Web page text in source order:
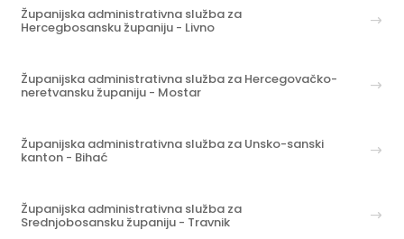
Županijska administrativna služba za
Hercegbosansku županiju - Livno
Županijska administrativna služba za Hercegovačko-
neretvansku županiju - Mostar
Županijska administrativna služba za Unsko-sanski
kanton - Bihać
Županijska administrativna služba za
Srednjobosansku županiju - Travnik